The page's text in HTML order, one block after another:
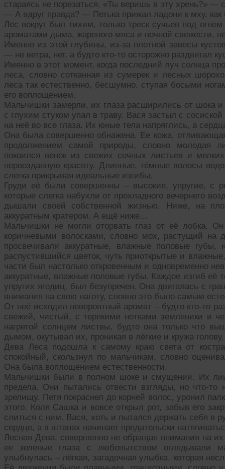
стараясь не порезаться. «Ты веришь в эту хрень?» —
— А вдруг правда? — Петька прижал ладони к мху, как
Лес вокруг был тихим, только треск сучьев под
ароматами дыма, жареного мяса и ночной свежести,
Именно из этой глубины, из-за плотной завесы
— не ветра, нет, а будто кто-то осторожно раздвигал
Именно в этот момент, когда последний луч солнца
леса, словно сотканная из сумерек и лесных
леса так естественно, бесшумно, ступая босыми
его воплощением.
Мальчишки замерли, их глаза расширились от шока
с глухим стуком упал в траву. Вася застыл с
на неё во все глаза. Их юные тела напряглись, а
Она была совершенно обнажена. Ее кожа,
продолжением самой природы, словно молодая
покоился венок из свежих сочных листьев и
первозданную красоту. Длинные, тёмные волосы
слегка прикрывая идеальные изгибы.
Груди её были совершенны – высокие, упругие, с
которые слегка набухли от прохладного вечернего
дышали своей собственной жизнью. Ниже, на
аккуратным кратером. А ещё ниже…
Мальчишки не могли оторвать глаз от её лобка.
коричневыми волосками, словно мох, растущий на
просвечивали аккуратные, влажные половые
распустившийся цветок, чуть приоткрытые и
части был настолько откровенным и одновременно
аккуратные, влажные половые губы. Каждое изгиб её
упругих ягодиц, был безупречен. Она двигалась с
внимания на свою наготу, словно это было самым
От неё исходил невероятный аромат – будто кто-то
свежий, чистый, с терпкими нотками земляники и
нагретой солнцем листвы, будто она только что
дымом, окутывал их, проникая в лёгкие и кружа голову.
Дева Леса подошла к самому краю света от
спокойный, скользнул по мальчикам, словно
Она была воплощением естественности.
Мальчишки были в полном шоке и смущении. Их
предела. Они пытались отвести взгляды, но что-то
зрелищу. Петя покраснел до корней волос, уронил
этого. Коля Сашка и вовсе открыл рот, забыв его
слиться с ним. Вася, хоть и пытался держать себя в
сердце, а в штанах начинает предательски
Лесная Дева, совершенно не обращая внимания на
ее зеленые глаза с любопытством оглядывали
улыбнулась – лёгкая, загадочная улыбка, которая